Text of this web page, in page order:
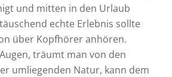
und mitten in den Urlaub
echte Erlebnis sollte
über Kopfhörer anhören.
träumt man von den
umliegenden Natur, kann dem